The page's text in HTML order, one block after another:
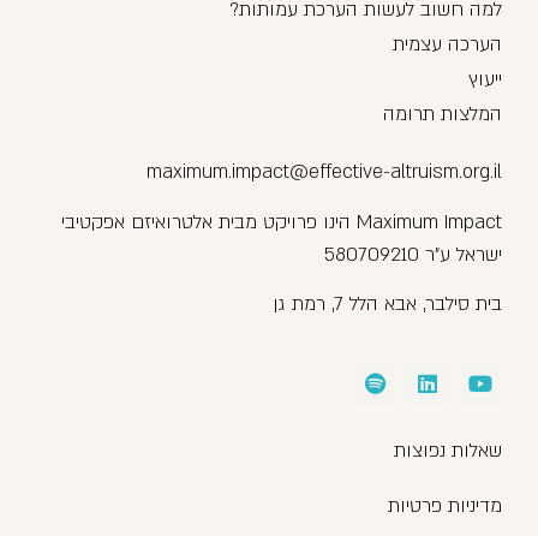
למה חשוב לעשות הערכת עמותות?
הערכה עצמית
ייעוץ
המלצות תרומה
maximum.impact@effective-altruism.org.il
Maximum Impact הינו פרויקט מבית אלטרואיזם אפקטיבי
ישראל ע"ר 580709210
בית סילבר, אבא הלל 7, רמת גן
שאלות נפוצות
מדיניות פרטיות